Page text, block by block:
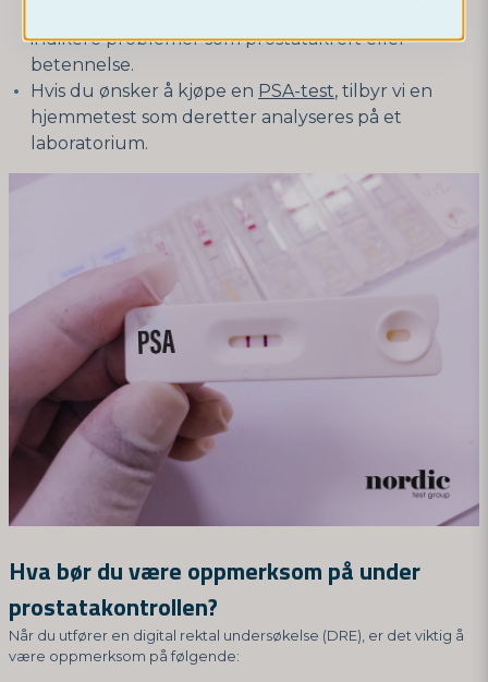
indikere problemer som prostatakreft eller
betennelse.
Hvis du ønsker å kjøpe en PSA-test, tilbyr vi en
hjemmetest som deretter analyseres på et
laboratorium.
Hva bør du være oppmerksom på under
prostatakontrollen?
Når du utfører en digital rektal undersøkelse (DRE), er det viktig å
være oppmerksom på følgende: